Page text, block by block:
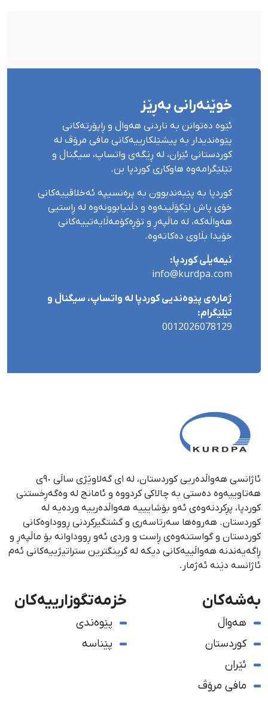
خوێنەرانی بەڕێز
ئێوە دەتوانن بە ناردنی هەواڵ و ڕاپۆرتەکانی
پێوەندیدار بە پیشێلکارییەکانی مافی مرۆڤ لە
کوردستانی ئێران، لە ڕێگەی واتساپ، سیگناڵ و
تێلێگرامەوە هاوکاری کوردپا بن.
کوردپا بە پێبەندبوون بە پرەنسیپە ئەخلاقییەکانی
خۆی پاش لێکۆڵینەوە و دڵنیابوونەوە لە ڕاستیی
هەواڵەکە، لە ماڵپەڕ و تۆڕەکۆمەڵایەتییەکانی
خۆیدا بڵاوی دەکاتەوە.
ئیمەیڵی کوردپا:
info@kurdpa.com
ژمارەی پێوەندیی کوردپا لە واتساپ، سیگناڵ و
تێلێگرام:
0012026078129
ئاژانسی هەواڵدەریی کوردستان، لە ١ی گەلاوێژی ساڵی ٩٠ی
هەتاوییەوە دەستی بە چالاکی کردووە و ئامانج لە وەگەڕخستنی
كوردپا، پڕكردنەوەی ئەو بۆشایییە هەواڵدەرییە وردەیە لە
كوردستان. هەروەها سەرتاسەری و گشتگیركردنی ڕووداوەكانی
كوردستان و گواستنەوەی ڕاست و وردی ئەو ڕووداوانە بۆ ماڵپەڕ و
ڕاگەیەندنە هەواڵییەكانی دیكە لە گرینگترین ستراتیژییەكانی ئەم
ئاژانسە دێنە ئەژمار.
بەشەکان
هەواڵ
کوردستان
ئێران
مافی مرۆڤ
خزمەتگوزارییەکان
پێوەندی
پێناسە